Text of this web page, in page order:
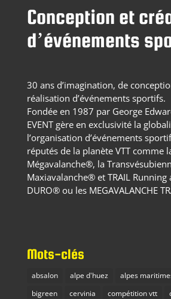
Conception et
d’événements
30 ans d’imagination, de
réalisation d’événements sportifs.
Fondée en 1987 par George
EVENT gère en exclusivité la
l’organisation d’événements
réputés de la planète VTT comme
Mégavalanche®, la
Maxiavalanche® et TRAIL Running
DURO® ou les MEGAVALANCHE
Mots-clés
absalon alpe d'huez alpes
bigreen
cervinia compétition vtt